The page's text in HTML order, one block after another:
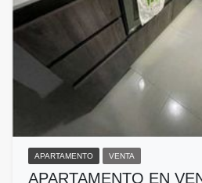
APARTAMENTO VENTA
APARTAMENTO EN